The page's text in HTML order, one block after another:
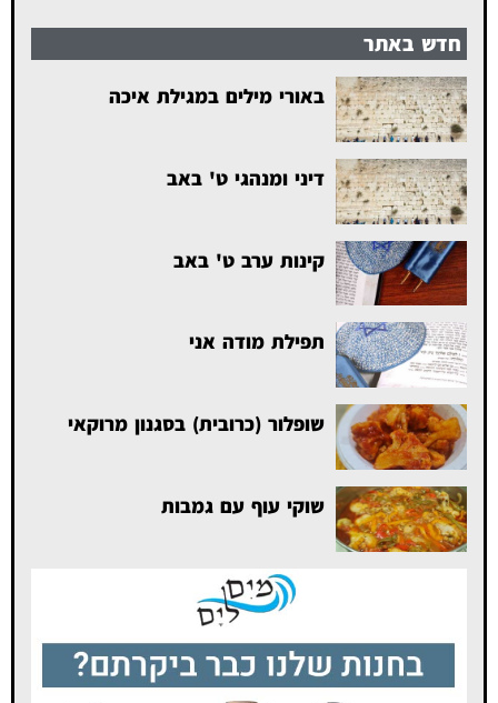
חדש באתר
באורי מילים במגילת איכה
דיני ומנהגי ט' באב
קינות ערב ט' באב
תפילת מודה אני
שופלור (כרובית) בסגנון מרוקאי
שוקי עוף עם גמבות